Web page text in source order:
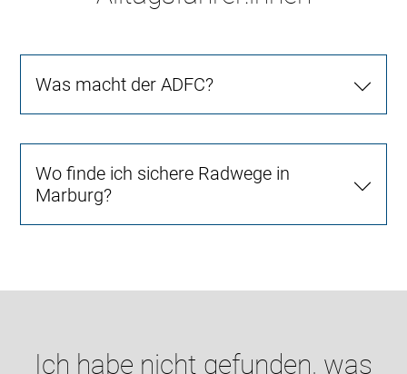
Was macht der ADFC?
Wo finde ich sichere Radwege in
Marburg?
Ich habe nicht gefunden, was